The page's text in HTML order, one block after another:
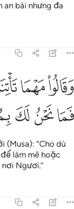
an bài nhưng đa
وقالوا مهما تاتنا به من
وَقَالُوا۟ مَهْمَا تَأْتِنَا بِهِۦ
ﱚﱛ
ﱢﱣﱤ
(Musa): “Cho dù
làm mê hoặc
Ngươi.”